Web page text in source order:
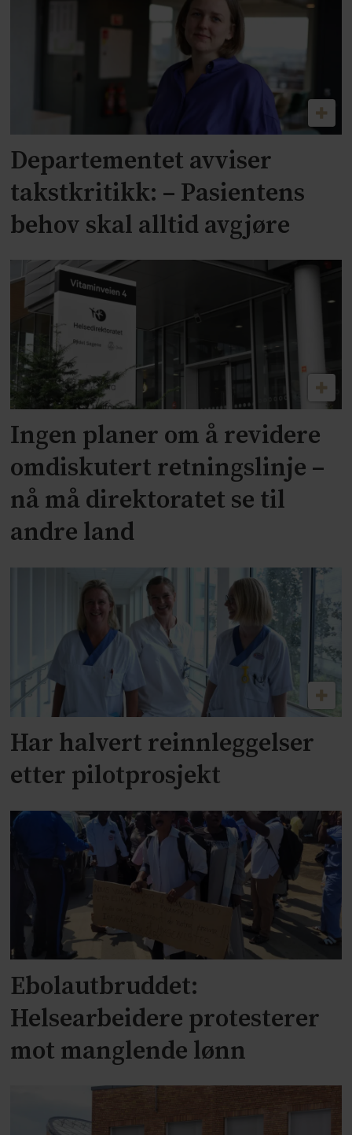
Departementet avviser
takstkritikk: – Pasientens
behov skal alltid avgjøre
Ingen planer om å revidere
omdiskutert retningslinje –
nå må direktoratet se til
andre land
Har halvert reinnleggelser
etter pilotprosjekt
Ebolautbruddet:
Helsearbeidere protesterer
mot manglende lønn